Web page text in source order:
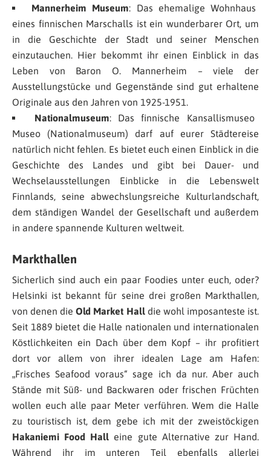
Mannerheim Museum: Das ehemalige Wohnhaus
eines finnischen Marschalls ist ein wunderbarer Ort, um
in die Geschichte der Stadt und seiner Menschen
einzutauchen. Hier bekommt ihr einen Einblick in das
Leben von Baron O. Mannerheim – viele der
Ausstellungstücke und Gegenstände sind gut erhaltene
Originale aus den Jahren von 1925-1951.
Nationalmuseum: Das finnische Kansallismuseo
Museo (Nationalmuseum) darf auf eurer Städtereise
natürlich nicht fehlen. Es bietet euch einen Einblick in die
Geschichte des Landes und gibt bei Dauer- und
Wechselausstellungen Einblicke in die Lebenswelt
Finnlands, seine abwechslungsreiche Kulturlandschaft,
dem ständigen Wandel der Gesellschaft und außerdem
in andere spannende Kulturen weltweit.
Markthallen
Sicherlich sind auch ein paar Foodies unter euch, oder?
Helsinki ist bekannt für seine drei großen Markthallen,
von denen dieOld Market Halldie wohl imposanteste ist.
Seit 1889 bietet die Halle nationalen und internationalen
Köstlichkeiten ein Dach über dem Kopf – ihr profitiert
dort vor allem von ihrer idealen Lage am Hafen:
„Frisches Seafood voraus“ sage ich da nur. Aber auch
Stände mit Süß- und Backwaren oder frischen Früchten
wollen euch alle paar Meter verführen. Wem die Halle
zu touristisch ist, dem gebe ich mit der zweistöckigen
Hakaniemi Food Hall eine gute Alternative zur Hand.
Während ihr im unteren Teil ebenfalls allerlei